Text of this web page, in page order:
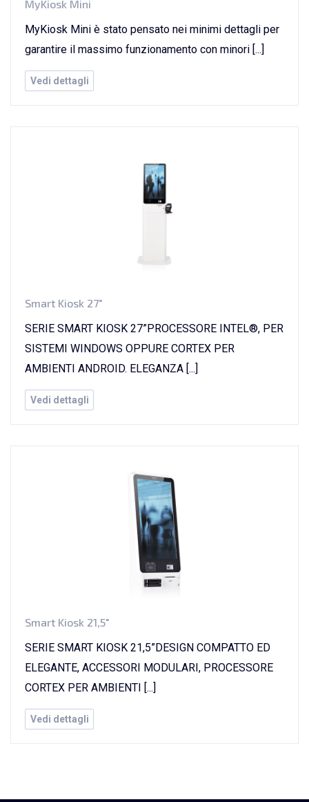
MyKiosk Mini
MyKiosk Mini è stato pensato nei minimi dettagli per
garantire il massimo funzionamento con minori [...]
Vedi dettagli
Smart Kiosk 27"
SERIE SMART KIOSK 27”PROCESSORE INTEL®, PER
SISTEMI WINDOWS OPPURE CORTEX PER
AMBIENTI ANDROID. ELEGANZA [...]
Vedi dettagli
Smart Kiosk 21,5"
SERIE SMART KIOSK 21,5”DESIGN COMPATTO ED
ELEGANTE, ACCESSORI MODULARI, PROCESSORE
CORTEX PER AMBIENTI [...]
Vedi dettagli